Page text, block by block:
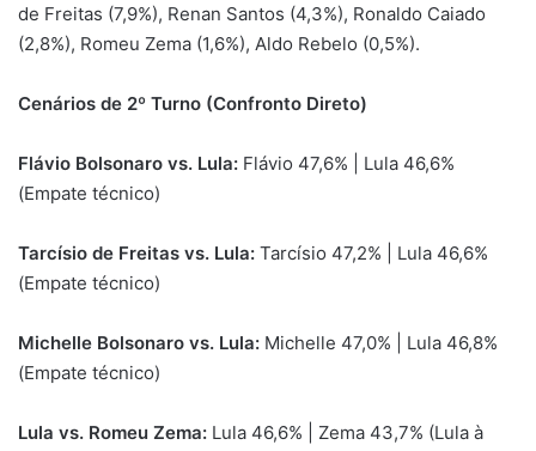
de Freitas (7,9%), Renan Santos (4,3%), Ronaldo Caiado
(2,8%), Romeu Zema (1,6%), Aldo Rebelo (0,5%).
Cenários de 2º Turno (Confronto Direto)
Flávio Bolsonaro vs. Lula: Flávio 47,6% | Lula 46,6%
(Empate técnico)
Tarcísio de Freitas vs. Lula: Tarcísio 47,2% | Lula 46,6%
(Empate técnico)
Michelle Bolsonaro vs. Lula: Michelle 47,0% | Lula 46,8%
(Empate técnico)
Lula vs. Romeu Zema: Lula 46,6% | Zema 43,7% (Lula à